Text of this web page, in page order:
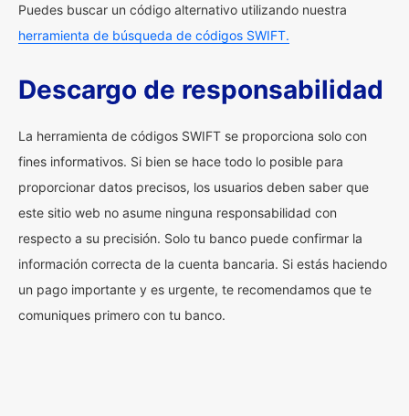
Puedes buscar un código alternativo utilizando nuestra
herramienta de búsqueda de códigos SWIFT.
Descargo de responsabilidad
La herramienta de códigos SWIFT se proporciona solo con
fines informativos. Si bien se hace todo lo posible para
proporcionar datos precisos, los usuarios deben saber que
este sitio web no asume ninguna responsabilidad con
respecto a su precisión. Solo tu banco puede confirmar la
información correcta de la cuenta bancaria. Si estás haciendo
un pago importante y es urgente, te recomendamos que te
comuniques primero con tu banco.